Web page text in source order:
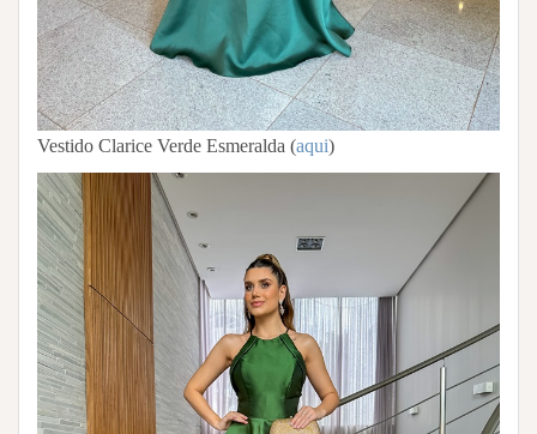
Vestido Clarice Verde Esmeralda (aqui)